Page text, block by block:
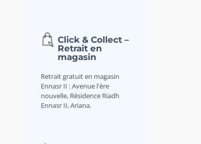
Click & Collect –
Retrait en
magasin
Retrait gratuit en magasin
Ennasr II : Avenue l'ère
nouvelle, Résidence Riadh
Ennasr II, Ariana.